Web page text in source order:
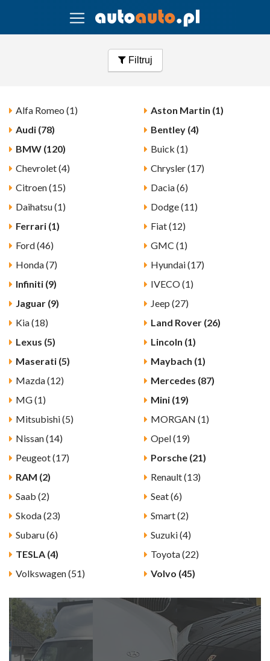
Filtruj
Alfa Romeo (1)
Aston Martin (1)
Audi (78)
Bentley (4)
BMW (120)
Buick (1)
Chevrolet (4)
Chrysler (17)
Citroen (15)
Dacia (6)
Daihatsu (1)
Dodge (11)
Ferrari (1)
Fiat (12)
Ford (46)
GMC (1)
Honda (7)
Hyundai (17)
Infiniti (9)
IVECO (1)
Jaguar (9)
Jeep (27)
Kia (18)
Land Rover (26)
Lexus (5)
Lincoln (1)
Maserati (5)
Maybach (1)
Mazda (12)
Mercedes (87)
MG (1)
Mini (19)
Mitsubishi (5)
MORGAN (1)
Nissan (14)
Opel (19)
Peugeot (17)
Porsche (21)
RAM (2)
Renault (13)
Saab (2)
Seat (6)
Skoda (23)
Smart (2)
Subaru (6)
Suzuki (4)
TESLA (4)
Toyota (22)
Volkswagen (51)
Volvo (45)